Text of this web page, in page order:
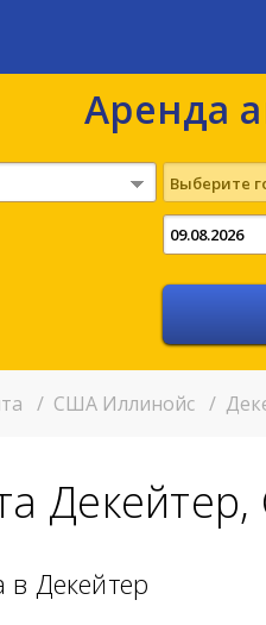
Аренда
Выберите
/ США Иллинойс /
в Декейтер